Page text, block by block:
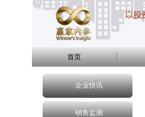
首页
企业快讯
销售监测